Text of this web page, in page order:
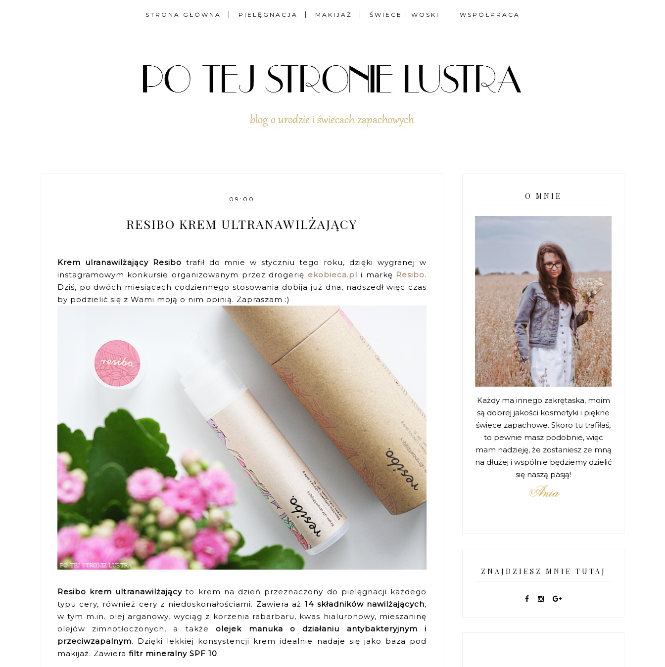
STRONA GŁÓWNA PIELĘGNACJA MAKIJAŻ ŚWIECE I WOSKI WSPÓŁPRACA
09:00
RESIBO KREM ULTRANAWILŻAJĄCY
Krem ulranawilżający Resibo trafił do mnie w styczniu tego roku, dzięki wygranej w
instagramowym konkursie organizowanym przez drogerię ekobieca.pl i markę Resibo.
Dziś, po dwóch miesiącach codziennego stosowania dobija już dna, nadszedł więc czas
by podzielić się z Wami moją o nim opinią. Zapraszam :)
Resibo krem ultranawilżający to krem na dzień przeznaczony do pielęgnacji każdego
typu cery, również cery z niedoskonałościami. Zawiera aż 14 składników nawilżających,
w tym m.in. olej arganowy, wyciąg z korzenia rabarbaru, kwas hialuronowy, mieszaninę
olejów zimnotłoczonych, a także olejek manuka o działaniu antybakteryjnym i
przeciwzapalnym. Dzięki lekkiej konsystencji krem idealnie nadaje się jako baza pod
makijaż. Zawiera filtr mineralny SPF 10.
O MNIE
Każdy ma innego zakrętaska, moim
są dobrej jakości kosmetyki i piękne
świece zapachowe. Skoro tu trafiłaś,
to pewnie masz podobnie, więc
mam nadzieję, że zostaniesz ze mną
na dłużej i wspólnie będziemy dzielić
się naszą pasją!
ZNAJDZIESZ MNIE TUTAJ